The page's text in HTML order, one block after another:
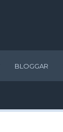
BLOGGAR